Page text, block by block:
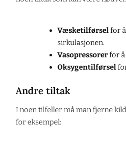
Væsketilførselfor
sirkulasjonen.
Vasopressorerfor å
Oksygentilførsel
Andre tiltak
I noen tilfeller må man fjerne
for eksempel: